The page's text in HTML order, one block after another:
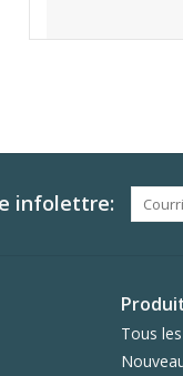
infolettre:
Tous